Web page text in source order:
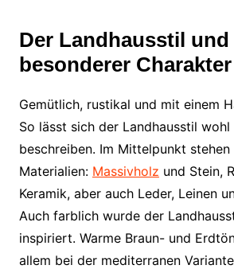
Der Landhausstil und
besonderer Charakter
Gemütlich, rustikal und mit einem
So lässt sich der Landhausstil
beschreiben. Im Mittelpunkt
Materialien: Massivholz und Stein,
Keramik, aber auch Leder, Leinen
Auch farblich wurde der
inspiriert. Warme Braun- und
allem bei der mediterranen